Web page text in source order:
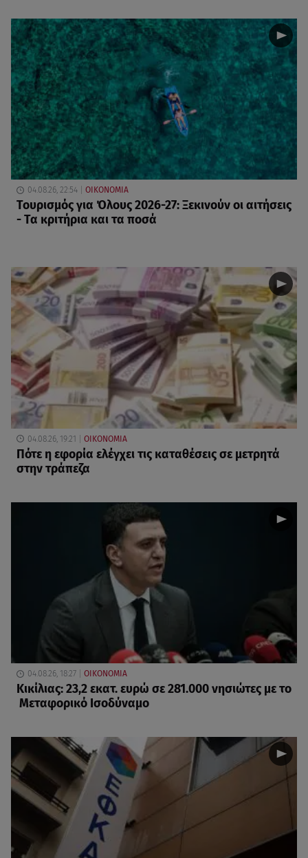
04.08.26, 22:54 ΟΙΚΟΝΟΜΙΑ
Τουρισμός για Όλους 2026-27: Ξεκινούν οι αιτήσεις
- Τα κριτήρια και τα ποσά
04.08.26, 19:21 ΟΙΚΟΝΟΜΙΑ
Πότε η εφορία ελέγχει τις καταθέσεις σε μετρητά
στην τράπεζα
04.08.26, 18:27 ΟΙΚΟΝΟΜΙΑ
Κικίλιας: 23,2 εκατ. ευρώ σε 281.000 νησιώτες με το
Μεταφορικό Ισοδύναμο